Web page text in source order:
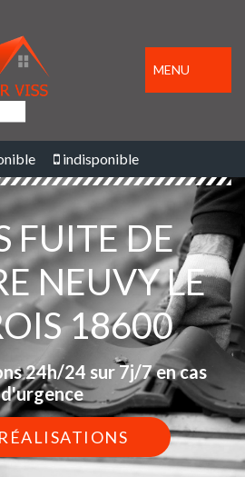
MENU
indisponible
FUITE DE
NEUVY LE
18600
24h/24 sur 7j/7 en cas
d'urgence